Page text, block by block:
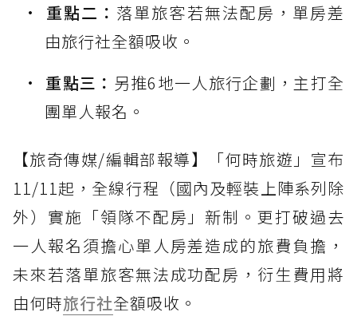
重點二： 落單旅客若無法配房，單房差
由旅行社全額吸收。
重點三： 另推6地一人旅行企劃，主打全
團單人報名。
【旅奇傳媒/編輯部報導】「何時旅遊」宣布
11/11起，全線行程（國內及輕裝上陣系列除
外）實施「領隊不配房」新制。更打破過去
一人報名須擔心單人房差造成的旅費負擔，
未來若落單旅客無法成功配房，衍生費用將
由何時旅行社全額吸收。